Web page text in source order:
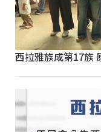
西拉雅族成第17族